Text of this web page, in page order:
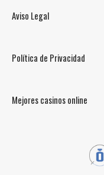
Aviso Legal
Política de Privacidad
Mejores casinos online